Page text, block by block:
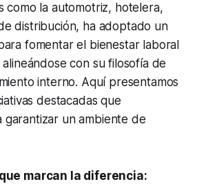
como la automotriz, hotelera,
distribución, ha adoptado un
fomentar el bienestar laboral
con su filosofía de
interno. Aquí presentamos
destacadas que
garantizar un ambiente de
marcan la diferencia: